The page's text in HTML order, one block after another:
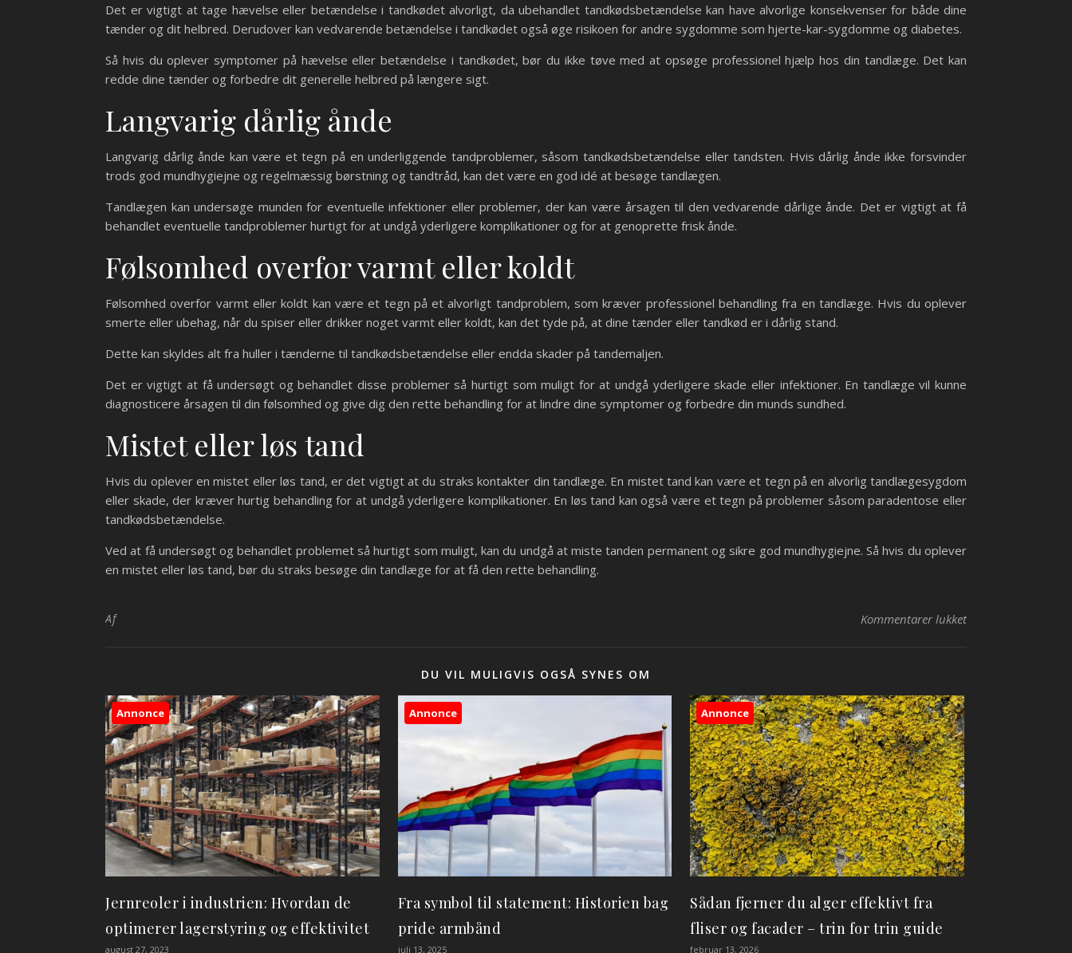
Det er vigtigt at tage hævelse eller betændelse i tandkødet alvorligt, da ubehandlet tandkødsbetændelse kan have alvorlige konsekvenser for både dine
tænder og dit helbred. Derudover kan vedvarende betændelse i tandkødet også øge risikoen for andre sygdomme som hjerte-kar-sygdomme og diabetes.
Så hvis du oplever symptomer på hævelse eller betændelse i tandkødet, bør du ikke tøve med at opsøge professionel hjælp hos din tandlæge. Det kan
redde dine tænder og forbedre dit generelle helbred på længere sigt.
Langvarig dårlig ånde
Langvarig dårlig ånde kan være et tegn på en underliggende tandproblemer, såsom tandkødsbetændelse eller tandsten. Hvis dårlig ånde ikke forsvinder
trods god mundhygiejne og regelmæssig børstning og tandtråd, kan det være en god idé at besøge tandlægen.
Tandlægen kan undersøge munden for eventuelle infektioner eller problemer, der kan være årsagen til den vedvarende dårlige ånde. Det er vigtigt at få
behandlet eventuelle tandproblemer hurtigt for at undgå yderligere komplikationer og for at genoprette frisk ånde.
Følsomhed overfor varmt eller koldt
Følsomhed overfor varmt eller koldt kan være et tegn på et alvorligt tandproblem, som kræver professionel behandling fra en tandlæge. Hvis du oplever
smerte eller ubehag, når du spiser eller drikker noget varmt eller koldt, kan det tyde på, at dine tænder eller tandkød er i dårlig stand.
Dette kan skyldes alt fra huller i tænderne til tandkødsbetændelse eller endda skader på tandemaljen.
Det er vigtigt at få undersøgt og behandlet disse problemer så hurtigt som muligt for at undgå yderligere skade eller infektioner. En tandlæge vil kunne
diagnosticere årsagen til din følsomhed og give dig den rette behandling for at lindre dine symptomer og forbedre din munds sundhed.
Mistet eller løs tand
Hvis du oplever en mistet eller løs tand, er det vigtigt at du straks kontakter din tandlæge. En mistet tand kan være et tegn på en alvorlig tandlægesygdom
eller skade, der kræver hurtig behandling for at undgå yderligere komplikationer. En løs tand kan også være et tegn på problemer såsom paradentose eller
tandkødsbetændelse.
Ved at få undersøgt og behandlet problemet så hurtigt som muligt, kan du undgå at miste tanden permanent og sikre god mundhygiejne. Så hvis du oplever
en mistet eller løs tand, bør du straks besøge din tandlæge for at få den rette behandling.
Af Kommentarer lukkettil 5 tegn på at du
DU VIL MULIGVIS OGSÅ SYNES OM
Annonce
Jernreoler i industrien: Hvordan de
optimerer lagerstyring og effektivitet
august 27, 2023
Annonce
Fra symbol til statement: Historien bag
pride armbånd
juli 13, 2025
Annonce
Sådan fjerner du alger effektivt fra
fliser og facader – trin for trin guide
februar 13, 2026